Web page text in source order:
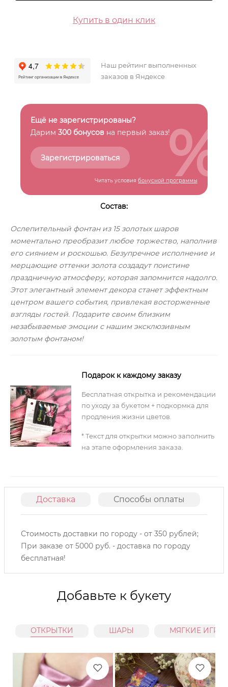
Купить в один клик
Наш рейтинг выполненных
заказов в Яндексе
Ещё не зарегистрированы?
Дарим 300 бонусов на первый заказ!
Зарегистрироваться
Читать условия бонусной программы
%
Состав:
Ослепительный фонтан из 15 золотых шаров
моментально преобразит любое торжество, наполнив
его сиянием и роскошью. Безупречное исполнение и
мерцающие оттенки золота создадут поистине
праздничную атмосферу, которая запомнится надолго.
Этот элегантный элемент декора станет эффектным
центром вашего события, привлекая восторженные
взгляды гостей. Подарите своим близким
незабываемые эмоции с нашим эксклюзивным
золотым фонтаном!
Подарок к каждому заказу
Бесплатная открытка и рекомендации
по уходу за букетом + подкормка для
продления жизни цветов.
* Текст для открытки можно заполнить
на этапе оформления заказа.
Доставка Способы оплаты
Стоимость доставки по городу - от 350 рублей;
При заказе от 5000 руб. - доставка по городу
бесплатная!
Добавьте к букету
ОТКРЫТКИ ШАРЫ МЯГКИЕ